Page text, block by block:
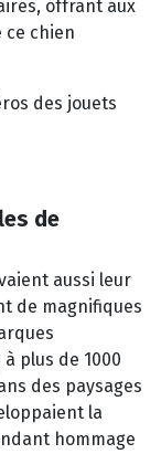
offrant aux
ce chien
de
aussi leur
de magnifiques
plus de 1000
des paysages
la
hommage